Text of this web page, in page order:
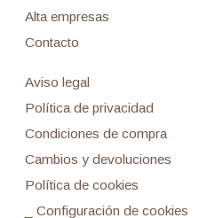
Alta empresas
Contacto
Aviso legal
Política de privacidad
Condiciones de compra
Cambios y devoluciones
Política de cookies
_ Configuración de cookies